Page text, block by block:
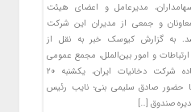
مدیرعامل و اعضای هیئت
و جمعی از مدیران این شرکت
شد. به گزارش کیوسک خبر به نقل از
و امور بین‌الملل، مجمع عمومی
فوق العاده شرکت دخانیات ایران، یکشنبه ۲۰
حضور صادق سلیمی بنی؛ نایب رئیس
صندوق […]